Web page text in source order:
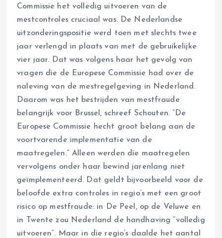
Commissie het volledig uitvoeren van de
mestcontroles cruciaal was. De Nederlandse
uitzonderingspositie werd toen met slechts twee
jaar verlengd in plaats van met de gebruikelijke
vier jaar. Dat was volgens haar het gevolg van
vragen die de Europese Commissie had over de
naleving van de mestregelgeving in Nederland.
Daarom was het bestrijden van mestfraude
belangrijk voor Brussel, schreef Schouten. “De
Europese Commissie hecht groot belang aan de
voortvarende implementatie van de
maatregelen.” Alleen werden die maatregelen
vervolgens onder haar bewind jarenlang niet
geïmplementeerd. Dat geldt bijvoorbeeld voor de
beloofde extra controles in regio’s met een groot
risico op mestfraude: in De Peel, op de Veluwe en
in Twente zou Nederland de handhaving “volledig
uitvoeren”. Maar in die regio’s daalde het aantal